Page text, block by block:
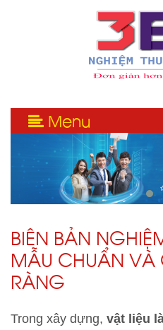
Menu
BIÊN BẢN
MẪU CHUẨN
RÀNG
Trong xây dựng, vật liệu